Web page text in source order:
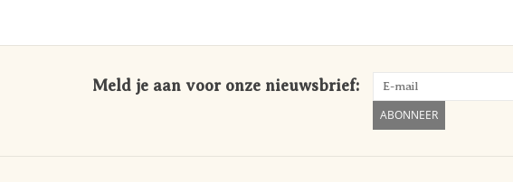
Meld je aan voor onze nieuwsbrief:
ABONNEER